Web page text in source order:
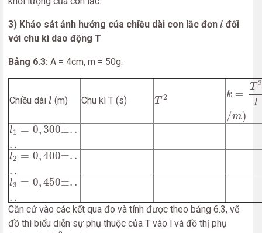
3) Khảo sát ảnh hưởng của chiều dài con lắc đơn ll đối
với chu kì dao động T
Bảng 6.3: A = 4cm, m = 50g.
Chiều dài ll (m) Chu kì T (s) T 2
T2 k =
T 2
l
/m)
k=T2l(s
l1 = 0, 300±. .
. .
l1=0,300±....
l2 = 0,400±. .
. .
l2=0,400±....
l3 = 0,450±. .
. .
l3=0,450±....
Căn cứ vào các kết qua đo và tính được theo bảng 6.3, vẽ
đồ thì biểu diễn sự phụ thuộc của T vào l và đồ thị phụ